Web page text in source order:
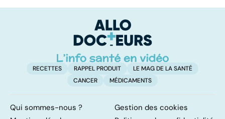
RECETTES RAPPEL PRODUIT
LE MAG DE LA SANTÉ
CANCER
MÉDICAMENTS
Qui sommes-nous ?
Gestion des cookies